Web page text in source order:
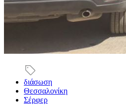
διάσωση
Θεσσαλονίκη
Σέρφερ